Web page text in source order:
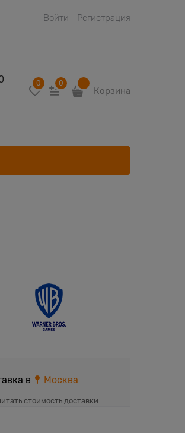
Войти Регистрация
0 0
Корзина
в Москва
стоимость доставки